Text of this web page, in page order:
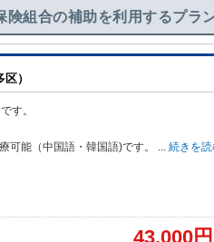
険組合の補助を利用するプラ
）
す。
可能（中国語・韓国語)です。
... 続きを
43,000円